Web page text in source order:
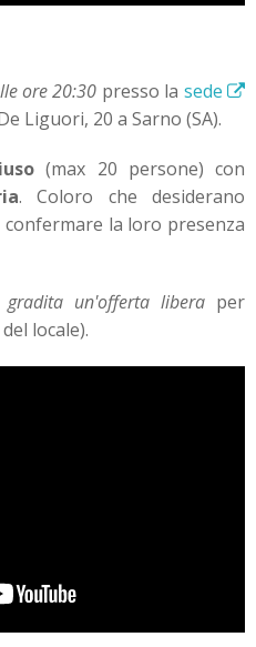
ore 20:30 presso la sede
Liguori, 20 a Sarno (SA).
(max 20 persone) con
. Coloro che desiderano
la loro presenza
un'offerta liberaper
locale).